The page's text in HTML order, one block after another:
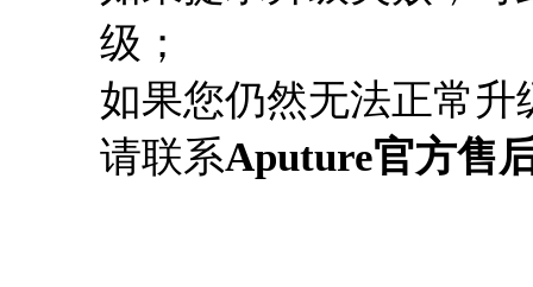
级；
如果您仍然无法正常升
请联系Aputure官方售